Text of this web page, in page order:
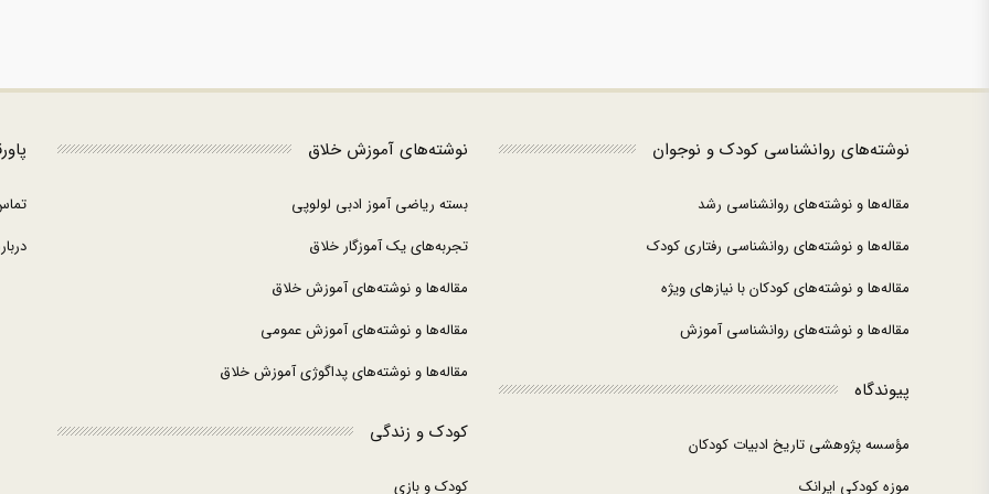
نوشته‌های روانشناسی کودک و نوجوان
مقاله‌ها و نوشته‌های روانشناسی رشد
مقاله‌ها و نوشته‌های روانشناسی رفتاری کودک
مقاله‌ها و نوشته‌های کودکان با نیازهای ویژه
مقاله‌ها و نوشته‌های روانشناسی آموزش
پیوندگاه
مؤسسه پژوهشی تاریخ ادبیات کودکان
موزه کودکی ایرانک
نوشته‌های آموزش خلاق
بسته ریاضی آموز ادبی لولوپی
تجربه‌های یک آموزگار خلاق
مقاله‌ها و نوشته‌های آموزش خلاق
مقاله‌ها و نوشته‌های آموزش عمومی
مقاله‌ها و نوشته‌های پداگوژی آموزش خلاق
کودک و زندگی
کودک و بازی